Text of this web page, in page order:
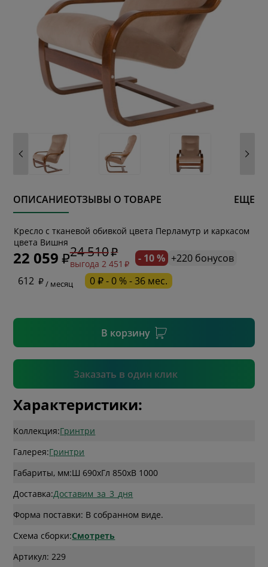
ОПИСАНИЕОТЗЫВЫ О ТОВАРЕ ЕЩЕ
Кресло с тканевой обивкой цвета Перламутр и каркасом
цвета Вишня
22 059 24 510
выгода 2 451 - 10 % +220 бонусов
612
/ месяц 0 ₽ - 0 % - 36 мес.
В корзину
Заказать в один клик
* обязательное поле
* необязательное поле
Подтвердить
Характеристики:
Коллекция:Гринтри
Галерея:Гринтри
Габариты, мм:Ш 690xГл 850xВ 1000
Доставка:Доставим_за_3_дня
Форма поставки: В собранном виде.
Схема сборки:Смотреть
Артикул: 229